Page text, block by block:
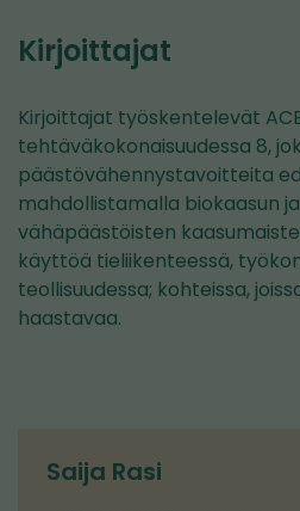
Kirjoittajat
Kirjoittajat työskentelevät
tehtäväkokonaisuudessa 8,
päästövähennystavoitteita
mahdollistamalla biokaasun
vähäpäästöisten
käyttöä tieliikenteessä,
teollisuudessa; kohteissa,
haastavaa.
Saija Rasi